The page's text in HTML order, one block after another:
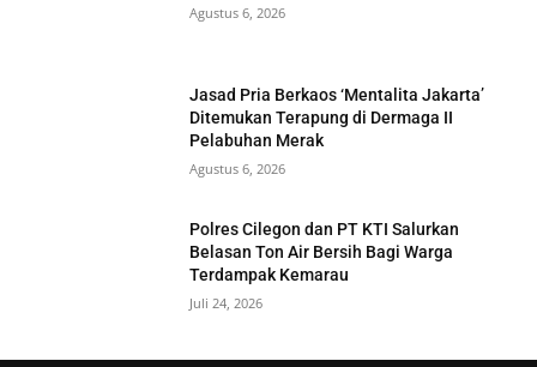
Agustus 6, 2026
Jasad Pria Berkaos ‘Mentalita Jakarta’
Ditemukan Terapung di Dermaga II
Pelabuhan Merak
Agustus 6, 2026
Polres Cilegon dan PT KTI Salurkan
Belasan Ton Air Bersih Bagi Warga
Terdampak Kemarau
Juli 24, 2026